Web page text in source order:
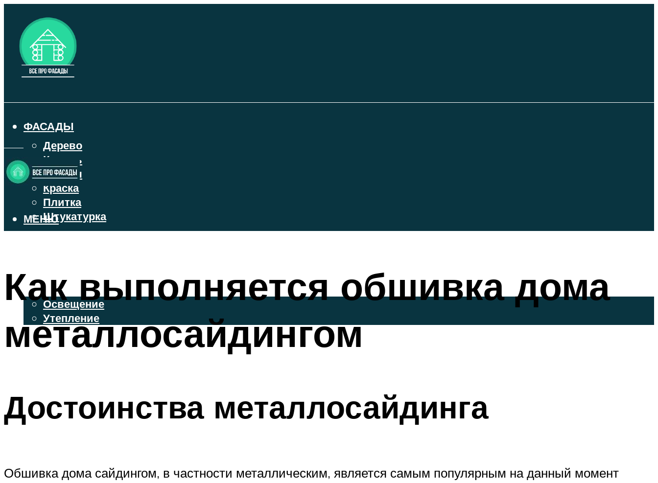
ФАСАДЫ
Дерево
Камень
Кирпич
Краска
Плитка
Штукатурка
ВЕНТИЛИРУЕМЫЕ ФАСАДЫ
ОСВЕЩЕНИЕ И УТЕПЛЕНИЕ
Освещение
Утепление
ДЕКОР
МЕНЮ
Как выполняется обшивка дома
металлосайдингом
Достоинства металлосайдинга
Обшивка дома сайдингом, в частности металлическим, является самым популярным на данный момент